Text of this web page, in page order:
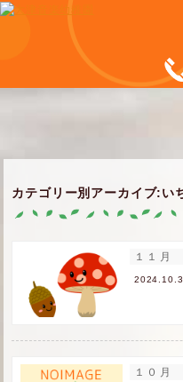
カテゴリー別アーカイブ:い
１１月
１０月